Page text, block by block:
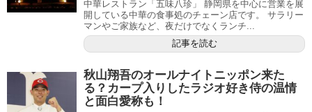
中華レストラン「五味八珍」 静岡県を中心に営業を展
開している中華の食事処のチェーン店です。 サラリー
マンやご家族など、夜だけでなくランチ...
記事を読む
秋山翔吾のオールナイトニッポン来た
る？カープ入りしたラジオ好き侍の温情
と面白愛称も！